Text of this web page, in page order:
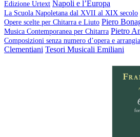
Edizione Urtext Napoli e l’Europa
La Scuola Napoletana dal XVII al XIX secolo
Opere scelte per Chitarra e Liuto Piero
Musica Contemporanea per Chitarra Pietro
Composizioni senza numero d’opera e
Clementiani Tesori Musicali Emiliani